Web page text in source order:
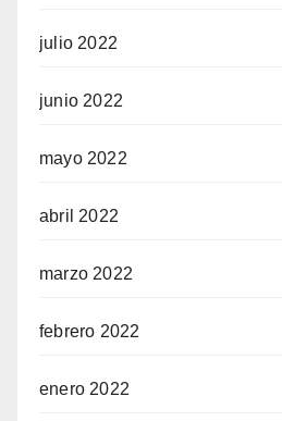
julio 2022
junio 2022
mayo 2022
abril 2022
marzo 2022
febrero 2022
enero 2022